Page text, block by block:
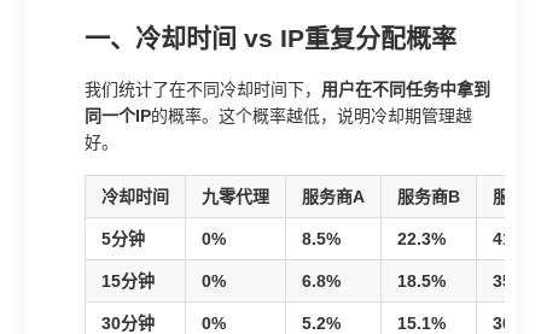
一、冷却时间 vs IP重复分配概率
我们统计了在不同冷却时间下， 用户在不同任务中拿到
同一个IP的概率。这个概率越低，说明冷却期管理越
好。
冷却时间 九零代理 服务商A 服务商B 服务
5分钟 0% 8.5% 22.3% 41.2%
15分钟 0% 6.8% 18.5% 35.6%
30分钟 0% 5.2% 15.1% 30.3%